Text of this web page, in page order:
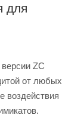
для
ZC
от любых
воздействия